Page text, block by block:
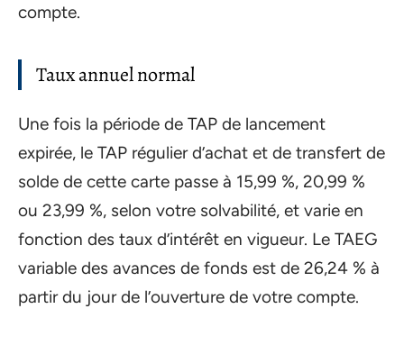
compte.
Taux annuel normal
Une fois la période de TAP de lancement
expirée, le TAP régulier d’achat et de transfert de
solde de cette carte passe à 15,99 %, 20,99 %
ou 23,99 %, selon votre solvabilité, et varie en
fonction des taux d’intérêt en vigueur. Le TAEG
variable des avances de fonds est de 26,24 % à
partir du jour de l’ouverture de votre compte.